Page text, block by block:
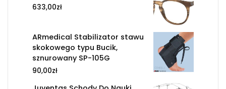
633,00zł
ARmedical Stabilizator stawu
skokowego typu Bucik,
sznurowany SP-105G
90,00zł